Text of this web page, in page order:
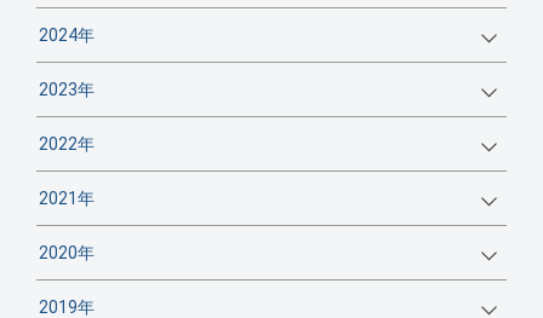
2024年
2023年
2022年
2021年
2020年
2019年